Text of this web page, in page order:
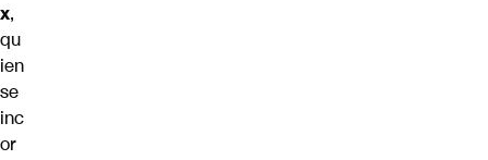
x,
qu
ien
se
inc
or